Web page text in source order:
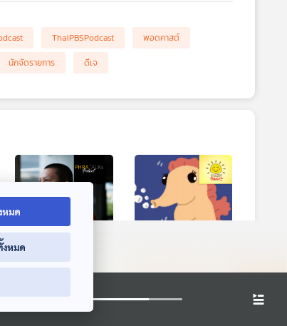
ThaiPBSPodcast
พอดคาสต์
นักจัดรายการ ดีเจ
EP. 9: ความโกรธไม่มี
PHRA TALKs Podcast
EP. 2001: ตา
ได้ด้วยเหรอ
พระอาทิตย์ยิ้มแฉ่ง
หมด
งหมด